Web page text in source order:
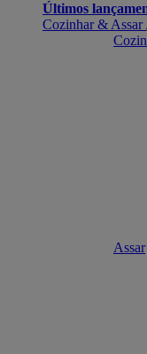
Últimos
Cozinhar & Assar
Assar